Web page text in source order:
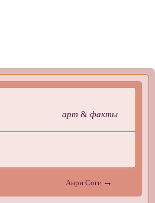
арт & факты
Анри Соге →